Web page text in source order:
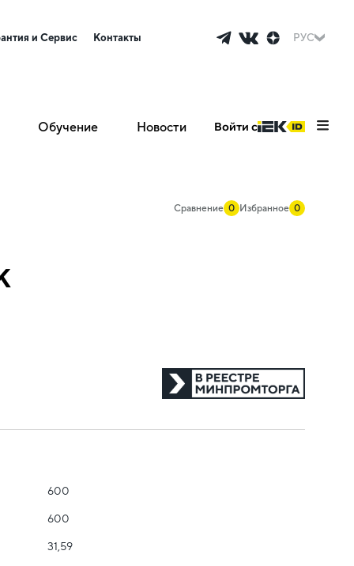
и Сервис Контакты РУС
Обучение Новости Войти с
Сравнение 0 Избранное 0
600
600
31,59